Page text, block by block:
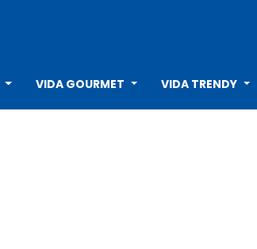
VIDA GOURMET VIDA TRENDY